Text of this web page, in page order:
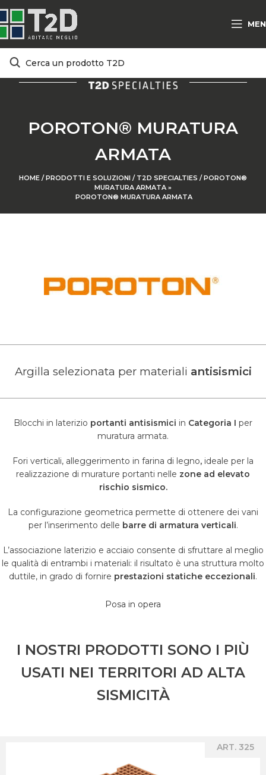
POROTON® MURATURA
ARMATA
HOME/PRODOTTI E SOLUZIONI / T2D SPECIALTIES /POROTON®
MURATURA ARMATA»
POROTON® MURATURA ARMATA
Argilla selezionata per materiali antisismici
Blocchi in laterizio portanti antisismici in Categoria I per
muratura armata.
Fori verticali, alleggerimento in farina di legno, ideale per la
realizzazione di murature portanti nelle zone ad elevato
rischio sismico.
La configurazione geometrica permette di ottenere dei vani
per l’inserimento delle barre di armatura verticali.
L’associazione laterizio e acciaio consente di sfruttare al meglio
le qualità di entrambi i materiali: il risultato è una struttura molto
duttile, in grado di fornire prestazioni statiche eccezionali.
Posa in opera
I NOSTRI PRODOTTI SONO I PIÙ
USATI NEI TERRITORI AD ALTA
SISMICITÀ
ART. 325